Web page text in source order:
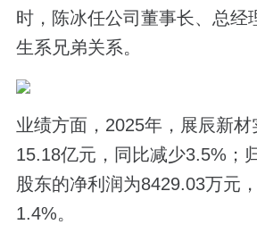
时，陈冰任公司董事长、总经
生系兄弟关系。
业绩方面，2025年，展辰新材
15.18亿元，同比减少3.5%；
股东的净利润为8429.03万元
1.4%。